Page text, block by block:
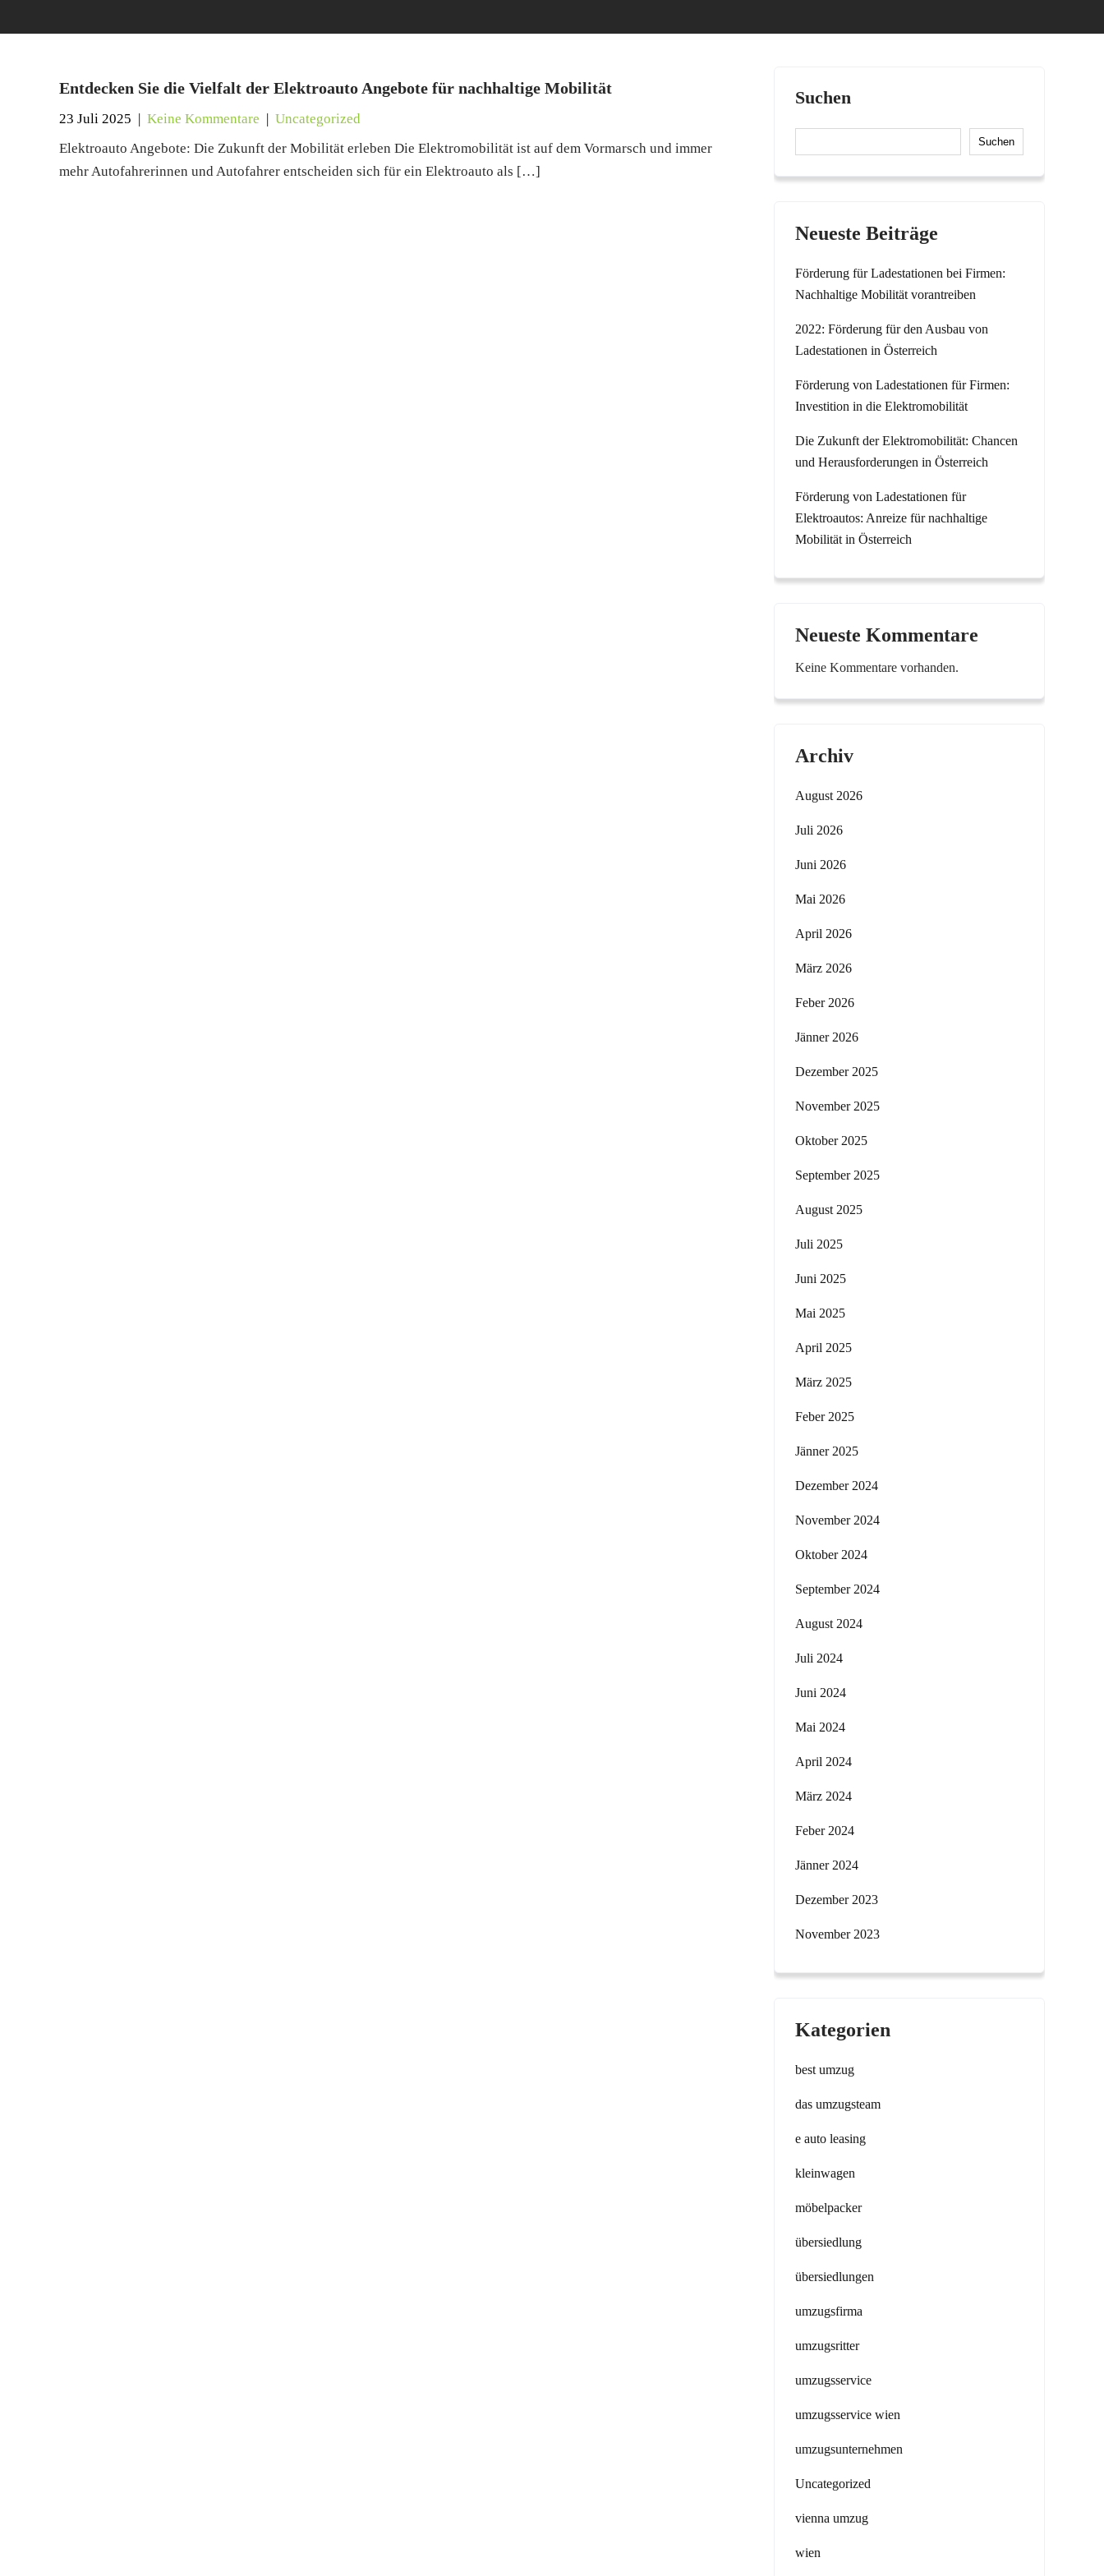
Entdecken Sie die Vielfalt der Elektroauto Angebote für nachhaltige Mobilität
23 Juli 2025 | Keine Kommentare | Uncategorized
Elektroauto Angebote: Die Zukunft der Mobilität erleben Die Elektromobilität ist auf dem Vormarsch und immer
mehr Autofahrerinnen und Autofahrer entscheiden sich für ein Elektroauto als […]
Suchen
Suchen
Neueste Beiträge
Förderung für Ladestationen bei Firmen:
Nachhaltige Mobilität vorantreiben
2022: Förderung für den Ausbau von
Ladestationen in Österreich
Förderung von Ladestationen für Firmen:
Investition in die Elektromobilität
Die Zukunft der Elektromobilität: Chancen
und Herausforderungen in Österreich
Förderung von Ladestationen für
Elektroautos: Anreize für nachhaltige
Mobilität in Österreich
Neueste Kommentare
Keine Kommentare vorhanden.
Archiv
August 2026
Juli 2026
Juni 2026
Mai 2026
April 2026
März 2026
Feber 2026
Jänner 2026
Dezember 2025
November 2025
Oktober 2025
September 2025
August 2025
Juli 2025
Juni 2025
Mai 2025
April 2025
März 2025
Feber 2025
Jänner 2025
Dezember 2024
November 2024
Oktober 2024
September 2024
August 2024
Juli 2024
Juni 2024
Mai 2024
April 2024
März 2024
Feber 2024
Jänner 2024
Dezember 2023
November 2023
Kategorien
best umzug
das umzugsteam
e auto leasing
kleinwagen
möbelpacker
übersiedlung
übersiedlungen
umzugsfirma
umzugsritter
umzugsservice
umzugsservice wien
umzugsunternehmen
Uncategorized
vienna umzug
wien